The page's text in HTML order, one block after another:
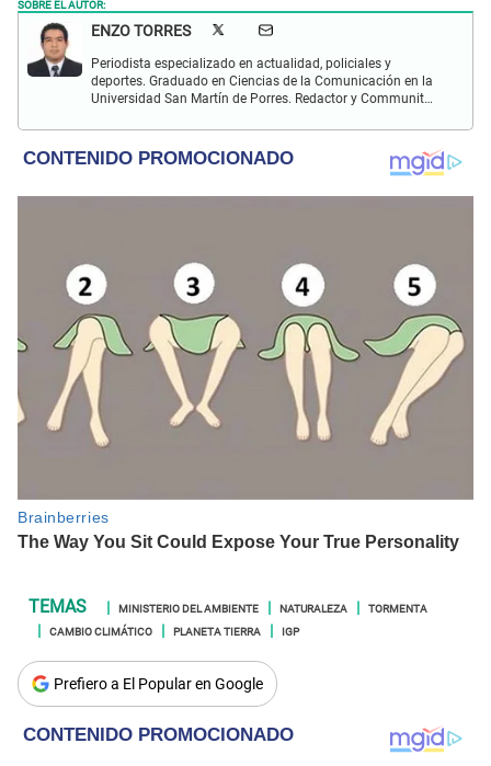
ENZO TORRES
Periodista especializado en actualidad, policiales y
deportes. Graduado en Ciencias de la Comunicación en la
Universidad San Martín de Porres. Redactor y Communit
con política, fútbol peruano e internacional, economía,
coyuntura nacional y mundial.
MINISTERIO DEL AMBIENTE NATURALEZA
TORMENTA
CAMBIO CLIMÁTICO
PLANETA TIERRA IGP
Prefiero a El Popular en Google